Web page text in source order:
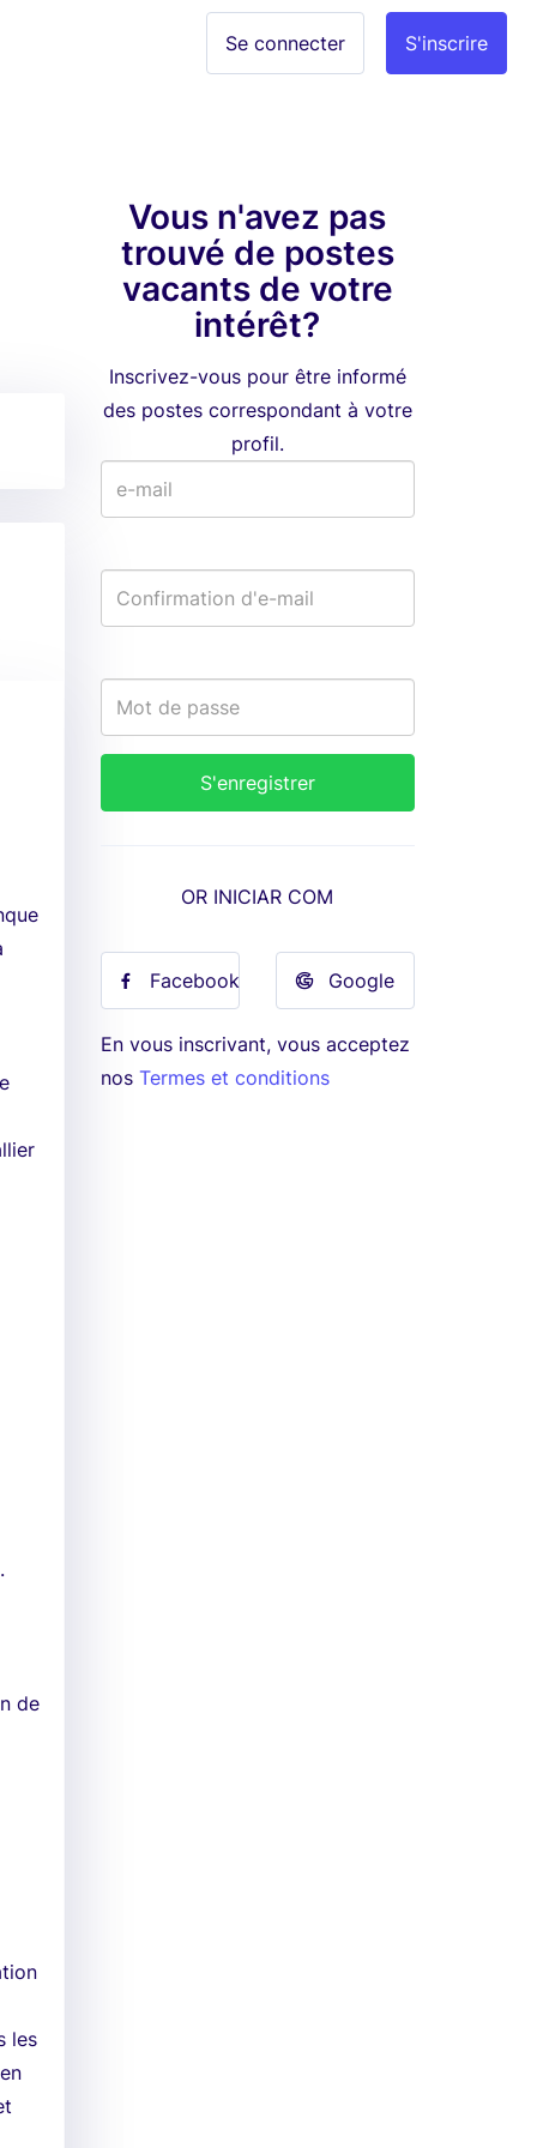
S'inscrire
Se connecter
de
les
Vous n'avez pas
trouvé de postes
vacants de votre
intérêt?
Inscrivez-vous pour être informé
des postes correspondant à votre
profil.
OR INICIAR COM
Facebook Google
En vous inscrivant, vous acceptez
nos Termes et conditions